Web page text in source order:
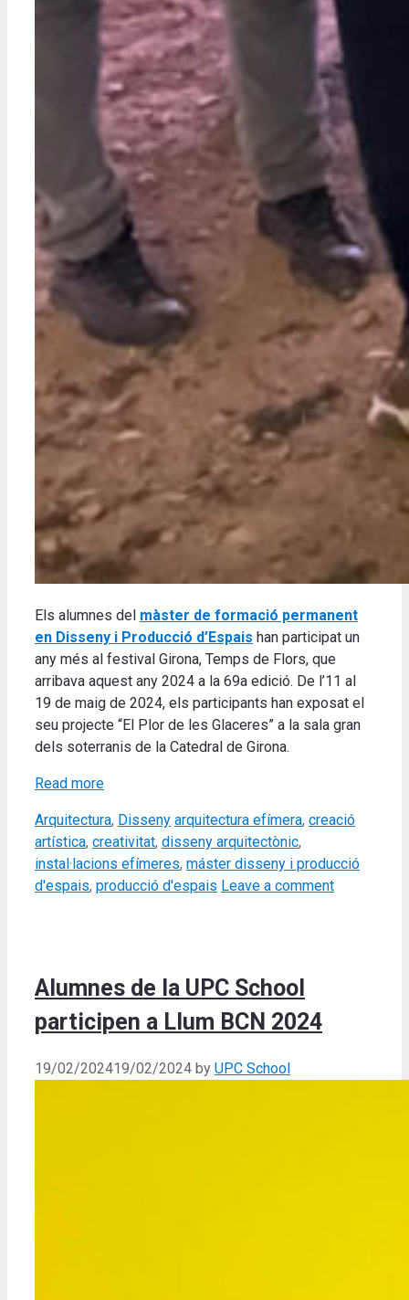
Els alumnes del màster de formació permanent
en Disseny i Producció d’Espais han participat un
any més al festival Girona, Temps de Flors, que
arribava aquest any 2024 a la 69a edició. De l’11 al
19 de maig de 2024, els participants han exposat el
seu projecte “El Plor de les Glaceres” a la sala gran
dels soterranis de la Catedral de Girona.
Read more
Categories
Arquitectura, Disseny Tags
arquitectura efímera, creació
artística, creativitat, disseny arquitectònic,
instal·lacions efímeres, máster disseny i producció
d'espais, producció d'espais Leave a comment
Alumnes de la UPC School
participen a Llum BCN 2024
19/02/202419/02/2024 by UPC School